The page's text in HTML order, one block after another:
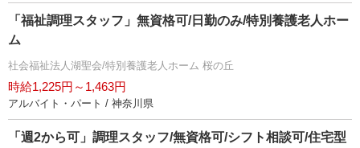
「福祉調理スタッフ」無資格可/日勤のみ/特別養護老人ホー
ム
社会福祉法人湖聖会/特別養護老人ホーム 桜の丘
時給1,225円～1,463円
アルバイト・パート / 神奈川県
「週2から可」調理スタッフ/無資格可/シフト相談可/住宅型